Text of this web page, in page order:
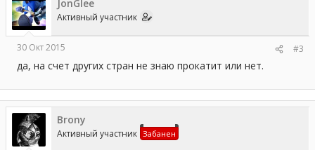
JonGlee
Активный участник
30 Окт 2015 #3
да, на счет других стран не знаю прокатит или нет.
Brony
Активный участник Забанен